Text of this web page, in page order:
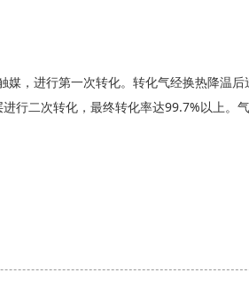
，进行第一次转化。转化气经换热降温后
行二次转化，最终转化率达99.7%以上。